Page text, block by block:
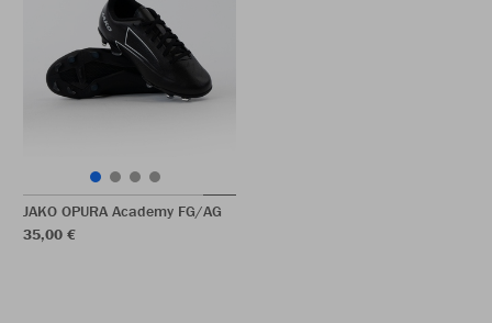
JAKO OPURA Academy FG/AG
35,00 €